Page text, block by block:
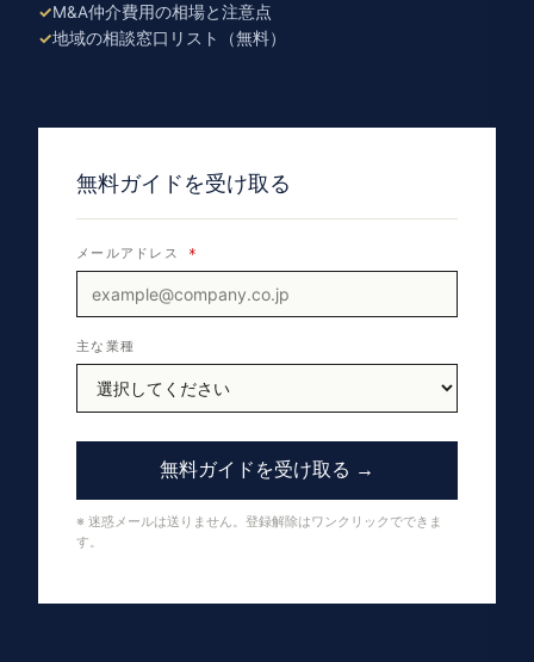
M&A仲介費用の相場と注意点
地域の相談窓口リスト（無料）
無料ガイドを受け取る
メールアドレス *
主な業種
無料ガイドを受け取る →
※ 迷惑メールは送りません。登録解除はワンクリックでできま
す。